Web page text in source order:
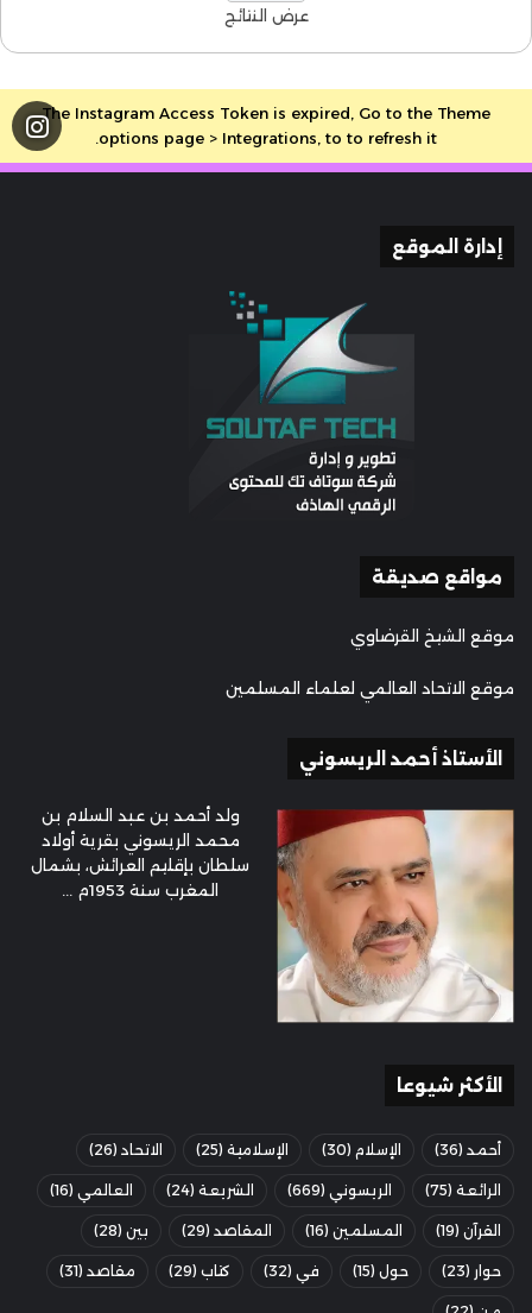
عرض النتائج
The Instagram Access Token is expired, Go to the Theme
options page > Integrations, to to refresh it.
إدارة الموقع
مواقع صديقة
موقع الشيخ القرضاوي
موقع الاتحاد العالمي لعلماء المسلمين
الأستاذ أحمد الريسوني
ولد أحمد بن عبد السلام بن
محمد الريسوني بقرية أولاد
سلطان بإقليم العرائش، بشمال
المغرب سنة 1953م ...
الأكثر شيوعا
أحمد (36) الإسلام (30) الإسلامية (25) الاتحاد (26)
الرائعة (75) الريسوني (669) الشريعة (24) العالمي (16)
القرآن (19) المسلمين (16) المقاصد (29) بين (28)
حوار (23) حول (15) في (32) كتاب (29) مقاصد (31)